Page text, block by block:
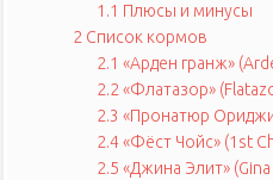
1.1 Плюсы и минусы
2 Список кормов
2.1 «Арден гранж»
2.2«Флатазор»
2.3 «Пронатюр
2.4«Фёст Чойс» (1st
2.5 «Джина Элит» (Gina